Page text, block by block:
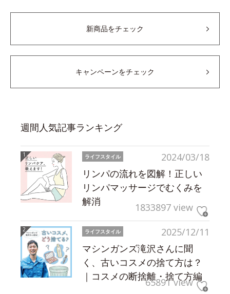
新商品をチェック
キャンペーンをチェック
週間人気記事ランキング
2024/03/18
ライフスタイル
リンパの流れを図解！正しい
リンパマッサージでむくみを
解消
1833897 view
2025/12/11
ライフスタイル
マシンガンズ滝沢さんに聞
く、古いコスメの捨て方は？
｜コスメの断捨離・捨て方編
65891 view